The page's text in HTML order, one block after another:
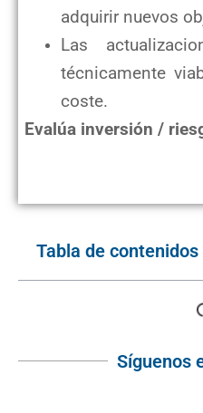
adquirir nuevos
Las
técnicamente
coste.
Evalúa inversión /
Tabla de contenidos
Síguenos